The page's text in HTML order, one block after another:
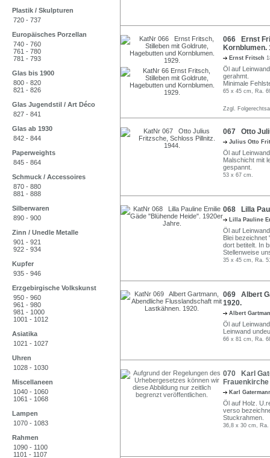
Plastik / Skulpturen
720 - 737
Europäisches Porzellan
740 - 760
761 - 780
781 - 793
Glas bis 1900
800 - 820
821 - 826
Glas Jugendstil / Art Déco
827 - 841
Glas ab 1930
842 - 844
Paperweights
845 - 864
Schmuck / Accessoires
870 - 880
881 - 888
Silberwaren
890 - 900
Zinn / Unedle Metalle
901 - 921
922 - 934
Kupfer
935 - 946
Erzgebirgische Volkskunst
950 - 960
961 - 980
981 - 1000
1001 - 1012
Asiatika
1021 - 1027
Uhren
1028 - 1030
Miscellaneen
1040 - 1060
1061 - 1068
Lampen
1070 - 1083
Rahmen
1090 - 1100
1101 - 1107
066 Ernst
Kornblumen.
Ernst Fritsch
Öl auf
gerahmt.
Minimale
65 x 45 cm, Ra.
Zzgl.
067 Otto
Julius Otto
Öl auf
Malschicht mit
gespannt.
53 x 67 cm.
068 Lilla
Lilla Pauline
Öl auf
Blei bezeichnet
dort betitelt. In
Stellenweise
35 x 45 cm, Ra.
069 Albert
1920.
Albert
Öl auf
Leinwand
66 x 81 cm, Ra.
070 Karl
Karl
Öl auf Holz.
verso
Stuckrahmen.
36,8 x 30 cm,